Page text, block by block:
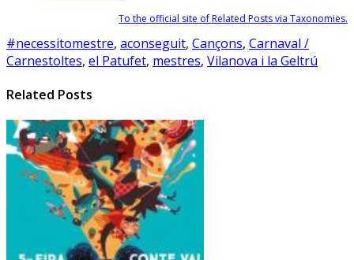
To the official site of Related Posts via Taxonomies.
#necessitomestre, aconseguit, Cançons, Carnaval /
Carnestoltes, el Patufet, mestres, Vilanova i la Geltrú
Related Posts